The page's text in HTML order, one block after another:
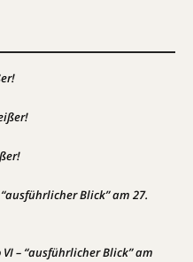
Blick” am 27.
– “ausführlicher Blick” am